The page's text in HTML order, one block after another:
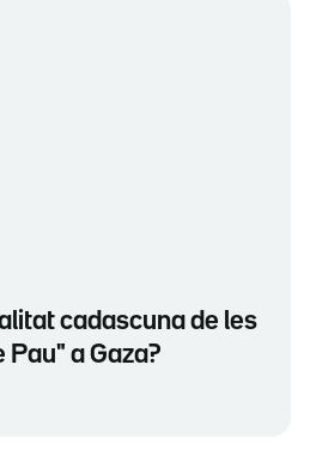
cadascuna de les
Pau" a Gaza?